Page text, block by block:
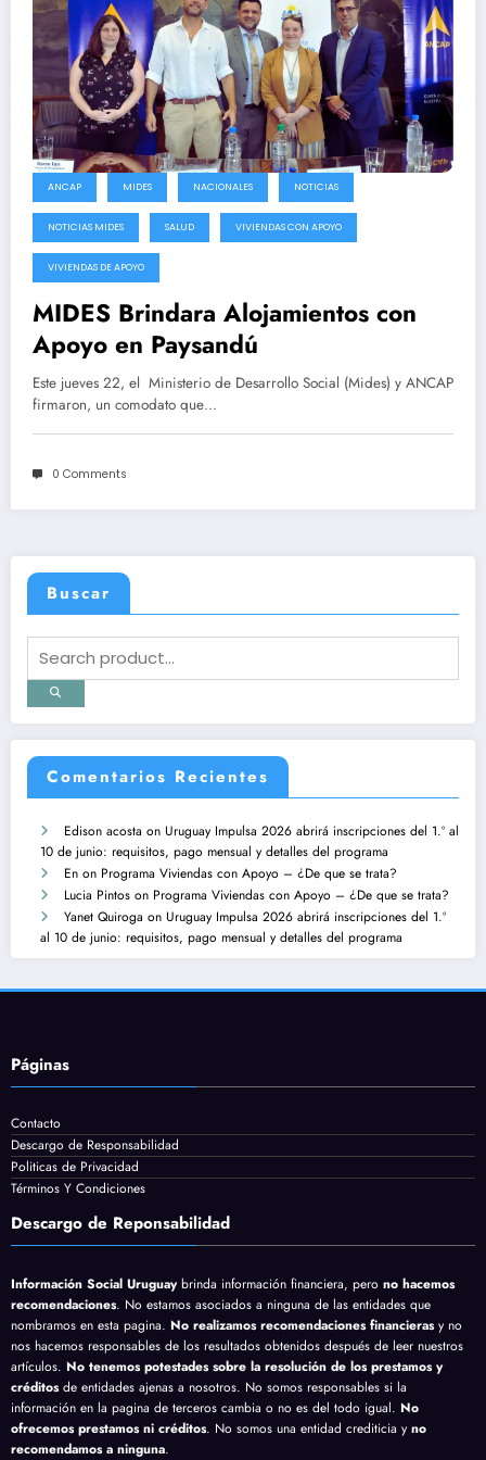
ANCAP MIDES NACIONALES NOTICIAS
NOTICIAS MIDES SALUD VIVIENDAS CON APOYO
VIVIENDAS DE APOYO
MIDES Brindara Alojamientos con
Apoyo en Paysandú
Este jueves 22, el Ministerio de Desarrollo Social (Mides) y ANCAP
firmaron, un comodato que…
0 Comments
Buscar
Comentarios Recientes
Edison acosta on Uruguay Impulsa 2026 abrirá inscripciones del 1.º al
10 de junio: requisitos, pago mensual y detalles del programa
En on Programa Viviendas con Apoyo – ¿De que se trata?
Lucia Pintos on Programa Viviendas con Apoyo – ¿De que se trata?
Yanet Quiroga on Uruguay Impulsa 2026 abrirá inscripciones del 1.º
al 10 de junio: requisitos, pago mensual y detalles del programa
Páginas
Contacto
Descargo de Responsabilidad
Politicas de Privacidad
Términos Y Condiciones
Descargo de Reponsabilidad
Información Social Uruguaybrinda información financiera, pero no hacemos
recomendaciones. No estamos asociados a ninguna de las entidades que
nombramos en esta pagina. No realizamos recomendaciones financierasy no
nos hacemos responsables de los resultados obtenidos después de leer nuestros
artículos. No tenemos potestades sobre la resolución de los prestamos y
créditosde entidades ajenas a nosotros. No somos responsables si la
información en la pagina de terceros cambia o no es del todo igual. No
ofrecemos prestamos ni créditos. No somos una entidad crediticia y no
recomendamos a ninguna.